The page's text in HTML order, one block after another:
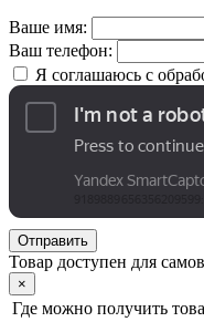
Ваше имя:
Ваш телефон:
Я соглашаюсь с
Отправить
Товар доступен для
×
Где можно получить